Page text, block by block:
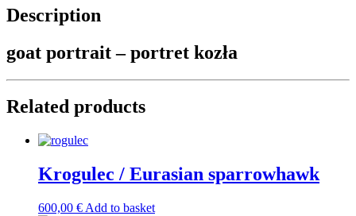
Description
goat portrait – portret kozła
Related products
Krogulec / Eurasian sparrowhawk
600,00 € Add to basket